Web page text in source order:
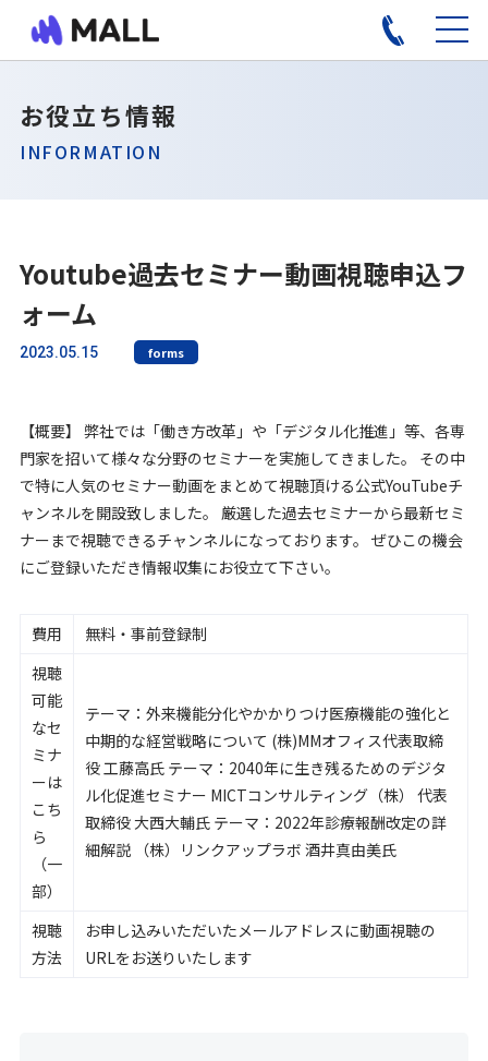
お役立ち情報
INFORMATION
Youtube過去セミナー動画視聴申込フ
ォーム
2023.05.15 forms
【概要】 弊社では「働き方改革」や「デジタル化推進」等、各専
門家を招いて様々な分野のセミナーを実施してきました。 その中
で特に人気のセミナー動画をまとめて視聴頂ける公式YouTubeチ
ャンネルを開設致しました。 厳選した過去セミナーから最新セミ
ナーまで視聴できるチャンネルになっております。 ぜひこの機会
にご登録いただき情報収集にお役立て下さい。
費用
無料・事前登録制
視聴
可能
なセ
ミナ
ーは
こち
ら
（一
部）
テーマ：外来機能分化やかかりつけ医療機能の強化と
中期的な経営戦略について (株)MMオフィス代表取締
役 工藤高氏 テーマ：2040年に生き残るためのデジタ
ル化促進セミナー MICTコンサルティング（株） 代表
取締役 大西大輔氏 テーマ：2022年診療報酬改定の詳
細解説 （株）リンクアップラボ 酒井真由美氏
視聴
方法
お申し込みいただいたメールアドレスに動画視聴の
URLをお送りいたします